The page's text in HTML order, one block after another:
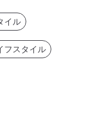
イル
フスタイル